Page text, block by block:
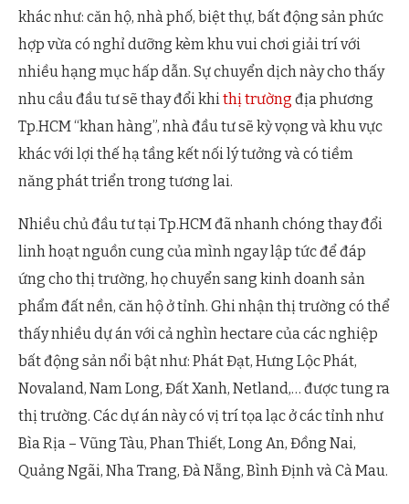
khác như: căn hộ, nhà phố, biệt thự, bất động sản phức
hợp vừa có nghỉ dưỡng kèm khu vui chơi giải trí với
nhiều hạng mục hấp dẫn. Sự chuyển dịch này cho thấy
nhu cầu đầu tư sẽ thay đổi khithị trường địa phương
Tp.HCM “khan hàng”, nhà đầu tư sẽ kỳ vọng và khu vực
khác với lợi thế hạ tầng kết nối lý tưởng và có tiềm
năng phát triển trong tương lai.
Nhiều chủ đầu tư tại Tp.HCM đã nhanh chóng thay đổi
linh hoạt nguồn cung của mình ngay lập tức để đáp
ứng cho thị trường, họ chuyển sang kinh doanh sản
phẩm đất nền, căn hộ ở tỉnh. Ghi nhận thị trường có thể
thấy nhiều dự án với cả nghìn hectare của các nghiệp
bất động sản nổi bật như: Phát Đạt, Hưng Lộc Phát,
Novaland, Nam Long, Đất Xanh, Netland,… được tung ra
thị trường. Các dự án này có vị trí tọa lạc ở các tỉnh như
Bìa Rịa – Vũng Tàu, Phan Thiết, Long An, Đồng Nai,
Quảng Ngãi, Nha Trang, Đà Nẵng, Bình Định và Cà Mau.